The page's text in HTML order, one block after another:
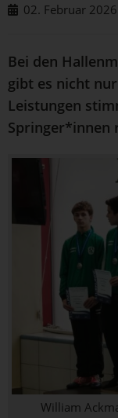
02. Februar 2026
Bei den
gibt es nicht
Leistungen
Springer*innen
William